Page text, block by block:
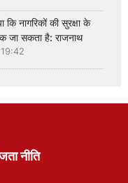
नागरिकों की सुरक्षा के
जा सकता है: राजनाथ
नीति